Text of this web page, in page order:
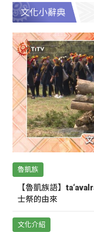
文化小辭典
魯凱族
【魯凱族語】
士祭的由來
文化介紹